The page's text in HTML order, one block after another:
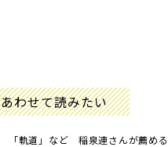
あわせて読みたい
「軌道」など 稲泉連さんが薦め